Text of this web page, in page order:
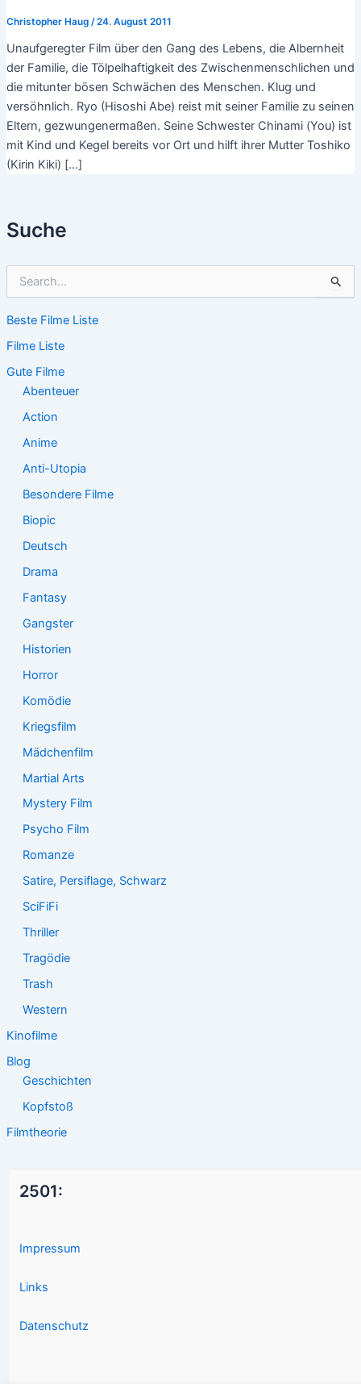
Suche
h
n
n
Beste Filme Liste
Filme Liste
Gute Filme
Abenteuer
Action
Anime
Anti-Utopia
Besondere Filme
Biopic
Deutsch
Drama
Fantasy
Gangster
Historien
Horror
Komödie
Kriegsfilm
Mädchenfilm
Martial Arts
Mystery Film
Psycho Film
Romanze
Satire, Persiflage, Schwarz
SciFiFi
Thriller
Tragödie
Trash
Western
Kinofilme
Blog
Geschichten
Kopfstoß
Filmtheorie
Christopher Haug /24. August 2011
Unaufgeregter Film über den Gang des Lebens, die Albernheit
der Familie, die Tölpelhaftigkeit des Zwischenmenschlichen und
die mitunter bösen Schwächen des Menschen. Klug und
versöhnlich. Ryo (Hisoshi Abe) reist mit seiner Familie zu seinen
Eltern, gezwungenermaßen. Seine Schwester Chinami (You) ist
mit Kind und Kegel bereits vor Ort und hilft ihrer Mutter Toshiko
(Kirin Kiki) […]
2501:
Impressum
Links
Datenschutz